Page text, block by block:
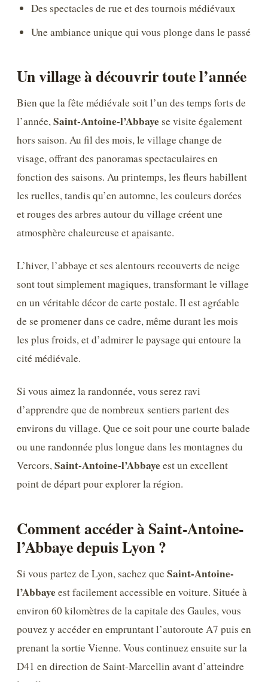
Des spectacles de rue et des tournois médiévaux
Une ambiance unique qui vous plonge dans le passé
Un village à découvrir toute l’année
Bien que la fête médiévale soit l’un des temps forts de
l’année,Saint-Antoine-l’Abbaye se visite également
hors saison. Au fil des mois, le village change de
visage, offrant des panoramas spectaculaires en
fonction des saisons. Au printemps, les fleurs habillent
les ruelles, tandis qu’en automne, les couleurs dorées
et rouges des arbres autour du village créent une
atmosphère chaleureuse et apaisante.
L’hiver, l’abbaye et ses alentours recouverts de neige
sont tout simplement magiques, transformant le village
en un véritable décor de carte postale. Il est agréable
de se promener dans ce cadre, même durant les mois
les plus froids, et d’admirer le paysage qui entoure la
cité médiévale.
Si vous aimez la randonnée, vous serez ravi
d’apprendre que de nombreux sentiers partent des
environs du village. Que ce soit pour une courte balade
ou une randonnée plus longue dans les montagnes du
Vercors,Saint-Antoine-l’Abbayeest un excellent
point de départ pour explorer la région.
Comment accéder à Saint-Antoine-
l’Abbaye depuis Lyon ?
Si vous partez de Lyon, sachez que Saint-Antoine-
l’Abbayeest facilement accessible en voiture. Située à
environ 60 kilomètres de la capitale des Gaules, vous
pouvez y accéder en empruntant l’autoroute A7 puis en
prenant la sortie Vienne. Vous continuez ensuite sur la
D41 en direction de Saint-Marcellin avant d’atteindre